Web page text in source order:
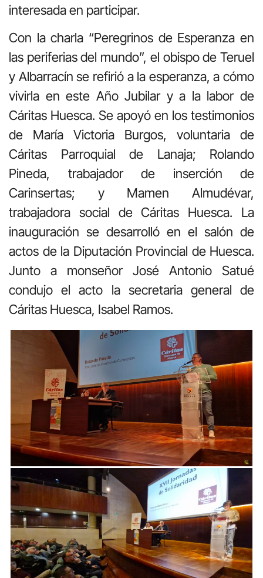
interesada en participar.
Con la charla “Peregrinos de Esperanza en
las periferias del mundo”, el obispo de Teruel
y Albarracín se refirió a la esperanza, a cómo
vivirla en este Año Jubilar y a la labor de
Cáritas Huesca. Se apoyó en los testimonios
de María Victoria Burgos, voluntaria de
Cáritas Parroquial de Lanaja; Rolando
Pineda, trabajador de inserción de
Carinsertas; y Mamen Almudévar,
trabajadora social de Cáritas Huesca. La
inauguración se desarrolló en el salón de
actos de la Diputación Provincial de Huesca.
Junto a monseñor José Antonio Satué
condujo el acto la secretaria general de
Cáritas Huesca, Isabel Ramos.